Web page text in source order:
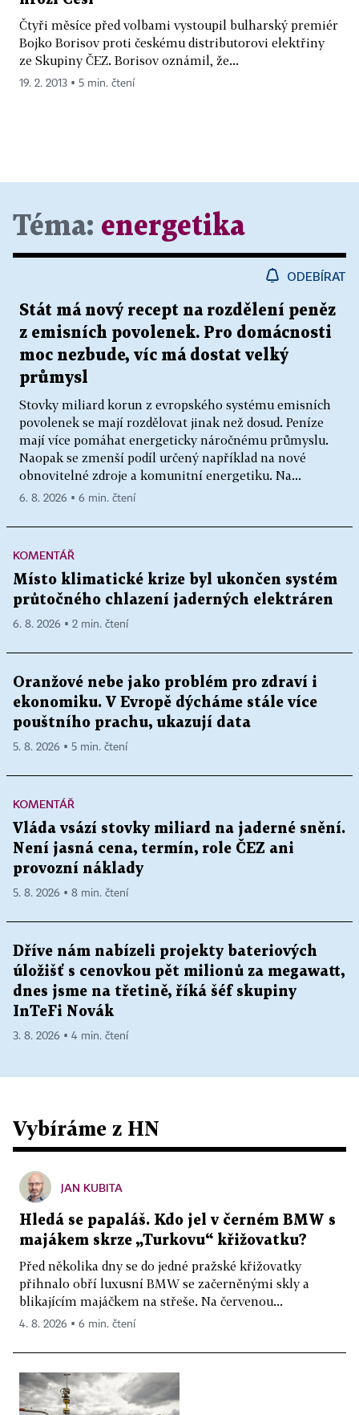
Čtyři měsíce před volbami vystoupil bulharský premiér
Bojko Borisov proti českému distributorovi elektřiny
ze Skupiny ČEZ. Borisov oznámil, že...
19. 2. 2013 ▪ 5 min. čtení
Téma: energetika
ODEBÍRAT
Stát má nový recept na rozdělení peněz
z emisních povolenek. Pro domácnosti
moc nezbude, víc má dostat velký
průmysl
Stovky miliard korun z evropského systému emisních
povolenek se mají rozdělovat jinak než dosud. Peníze
mají více pomáhat energeticky náročnému průmyslu.
Naopak se zmenší podíl určený například na nové
obnovitelné zdroje a komunitní energetiku. Na...
6. 8. 2026 ▪ 6 min. čtení
KOMENTÁŘ
Místo klimatické krize byl ukončen systém
průtočného chlazení jaderných elektráren
6. 8. 2026 ▪ 2 min. čtení
Oranžové nebe jako problém pro zdraví i
ekonomiku. V Evropě dýcháme stále více
pouštního prachu, ukazují data
5. 8. 2026 ▪ 5 min. čtení
KOMENTÁŘ
Vláda vsází stovky miliard na jaderné snění.
Není jasná cena, termín, role ČEZ ani
provozní náklady
5. 8. 2026 ▪ 8 min. čtení
Dříve nám nabízeli projekty bateriových
úložišť s cenovkou pět milionů za megawatt,
dnes jsme na třetině, říká šéf skupiny
InTeFi Novák
3. 8. 2026 ▪ 4 min. čtení
Vybíráme z HN
JAN KUBITA
Hledá se papaláš. Kdo jel v černém BMW s
majákem skrze „Turkovu“ křižovatku?
Před několika dny se do jedné pražské křižovatky
přihnalo obří luxusní BMW se začerněnými skly a
blikajícím majáčkem na střeše. Na červenou...
4. 8. 2026 ▪ 6 min. čtení